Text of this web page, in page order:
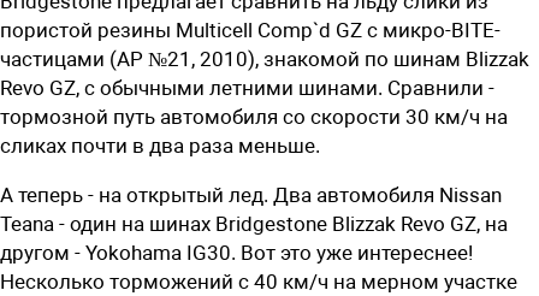
пористой резины Multicell Comp`d GZ с микро-BITE-
частицами (АР №21, 2010), знакомой по шинам Blizzak
Revo GZ, с обычными летними шинами. Сравнили -
тормозной путь автомобиля со скорости 30 км/ч на
сликах почти в два раза меньше.
А теперь - на открытый лед. Два автомобиля Nissan
Teana - один на шинах Bridgestone Blizzak Revo GZ, на
другом - Yokohama IG30. Вот это уже интереснее!
Несколько торможений с 40 км/ч на мерном участке